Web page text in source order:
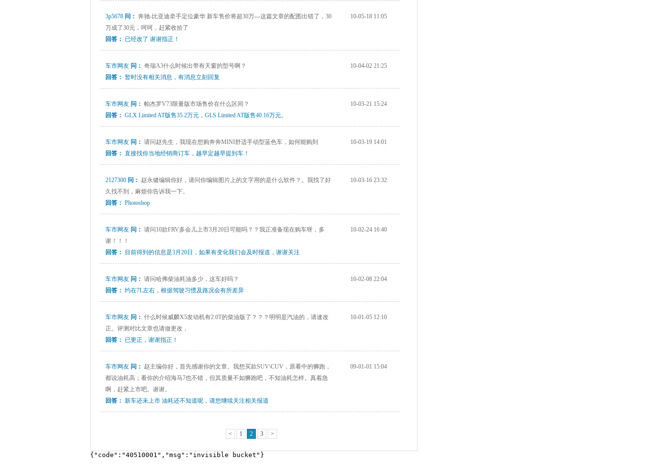
3p5678 问： 奔驰-比亚迪牵手定位豪华 新车售价将超30万---这篇文章的配图出错了，30
万成了30元，呵呵，赶紧收拾了
10-05-18 11:05
回答： 已经改了 谢谢指正！
车市网友 问： 奇瑞A3什么时候出带有天窗的型号啊？
10-04-02 21:25
回答： 暂时没有相关消息，有消息立刻回复
车市网友 问： 帕杰罗V73限量版市场售价在什么区间？
10-03-21 15:24
回答： GLX Limited AT版售35.2万元，GLS Limited AT版售40.16万元。
车市网友 问： 请问赵先生，我现在想购奔奔MINI舒适手动型蓝色车，如何能购到
10-03-19 14:01
回答： 直接找你当地经销商订车，越早定越早提到车！
2127300 问： 赵永健编辑你好，请问你编辑图片上的文字用的是什么软件？。我找了好
久找不到，麻烦你告诉我一下。
10-03-16 23:32
回答： Photoshop
车市网友 问： 请问10款FRV多会儿上市3月20日可能吗？？我正准备现在购车呀，多
谢！！！
10-02-24 16:40
回答： 目前得到的信息是3月20日，如果有变化我们会及时报道，谢谢关注
车市网友 问： 请问哈弗柴油耗油多少，这车好吗？
10-02-08 22:04
回答： 约在7L左右，根据驾驶习惯及路况会有所差异
车市网友 问： 什么时候威麟X5发动机有2.0T的柴油版了？？？明明是汽油的，请速改
正。评测对比文章也请做更改，
10-01-05 12:10
回答： 已更正，谢谢指正！
车市网友 问： 赵主编你好，首先感谢你的文章。我想买款SUV\CUV，原看中的狮跑，
都说油耗高；看你的介绍海马7也不错，但其质量不如狮跑吧，不知油耗怎样。真着急
啊，赶紧上市吧。谢谢。
09-01-01 15:04
回答： 新车还未上市 油耗还不知道呢，请您继续关注相关报道
< 1 2 3 >